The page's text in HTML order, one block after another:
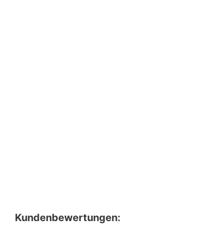
Kundenbewertungen: